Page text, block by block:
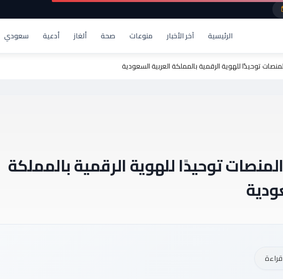
الرئيسية آخر الأخبار منوعات صحة ألغاز أدعية سعودي
توحيدًا للهوية الرقمية بالمملكة العربية السعودية
توحيدًا للهوية الرقمية بالمملكة